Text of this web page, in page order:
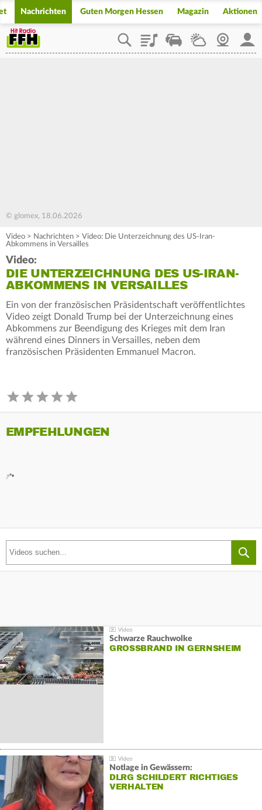
Nachrichten Guten Morgen Hessen Magazin Aktionen
PlaylistStaupilotWetterWebcam
© glomex, 18.06.2026
Video > Nachrichten > Video: Die Unterzeichnung des US-Iran-
Abkommens in Versailles
Video:
DIE UNTERZEICHNUNG DES US-IRAN-
ABKOMMENS IN VERSAILLES
Ein von der französischen Präsidentschaft veröffentlichtes
Video zeigt Donald Trump bei der Unterzeichnung eines
Abkommens zur Beendigung des Krieges mit dem Iran
während eines Dinners in Versailles, neben dem
französischen Präsidenten Emmanuel Macron.
EMPFEHLUNGEN
Schwarze Rauchwolke
GROSSBRAND IN GERNSHEIM
Notlage in Gewässern:
DLRG SCHILDERT RICHTIGES
VERHALTEN